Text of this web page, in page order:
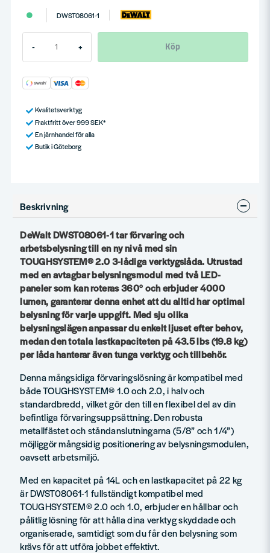
DWST08061-1
- + Köp
Kvalitetsverktyg
Fraktfritt över 999 SEK*
En järnhandel för alla
Butik i Göteborg
Beskrivning
DeWalt DWST08061-1 tar förvaring och
arbetsbelysning till en ny nivå med sin
TOUGHSYSTEM® 2.0 3-lådiga verktygslåda. Utrustad
med en avtagbar belysningsmodul med två LED-
paneler som kan roteras 360° och erbjuder 4000
lumen, garanterar denna enhet att du alltid har optimal
belysning för varje uppgift. Med sju olika
belysningslägen anpassar du enkelt ljuset efter behov,
medan den totala lastkapaciteten på 43.5 lbs (19.8 kg)
per låda hanterar även tunga verktyg och tillbehör.
Denna mångsidiga förvaringslösning är kompatibel med
både TOUGHSYSTEM® 1.0 och 2.0, i halv och
standardbredd, vilket gör den till en flexibel del av din
befintliga förvaringsuppsättning. Den robusta
metallfästet och ståndanslutningarna (5/8” och 1/4”)
möjliggör mångsidig positionering av belysningsmodulen,
oavsett arbetsmiljö.
Med en kapacitet på 14L och en lastkapacitet på 22 kg
är DWST08061-1 fullständigt kompatibel med
TOUGHSYSTEM® 2.0 och 1.0, erbjuder en hållbar och
pålitlig lösning för att hålla dina verktyg skyddade och
organiserade, samtidigt som du får den belysning som
krävs för att utföra jobbet effektivt.